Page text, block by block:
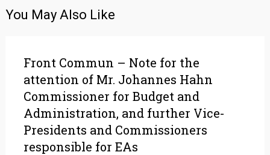
You May Also Like
Front Commun – Note for the
attention of Mr. Johannes Hahn
Commissioner for Budget and
Administration, and further Vice-
Presidents and Commissioners
responsible for EAs